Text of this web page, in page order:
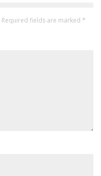
Required fields are marked *